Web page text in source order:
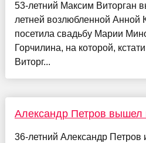
53-летний Максим Виторган
летней возлюбленной Анной
посетила свадьбу Марии
Горчилина, на которой,
Виторг...
Александр Петров вышел
36-летний Александр Петров